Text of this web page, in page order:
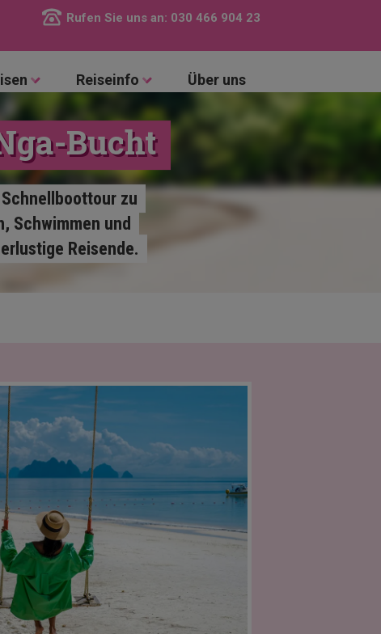
Rufen Sie uns an: 030 466 904 23
Reiseinfo Über uns
Bucht
zu
Schwimmen und
Reisende.